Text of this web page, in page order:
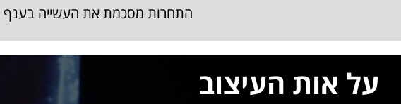
התחרות מסכמת את העשייה בענף
על אות העיצוב